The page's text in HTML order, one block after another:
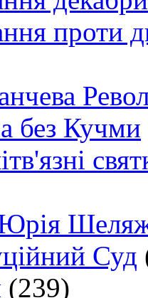
проти
без Кучми
Суд
(239)